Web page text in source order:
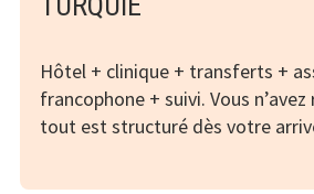
Hôtel + clinique + transferts +
francophone + suivi. Vous
tout est structuré dès votre